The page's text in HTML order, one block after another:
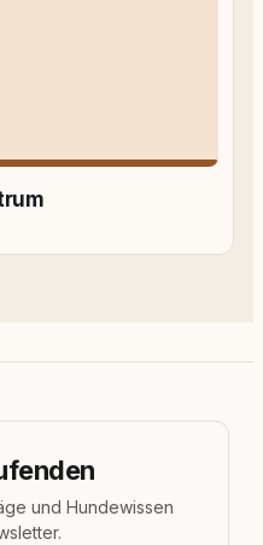
und Hundewissen